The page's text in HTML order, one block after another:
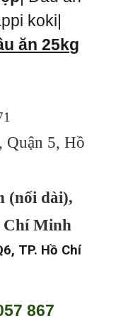
koki|
ăn 25kg
Quận 5, Hồ
(nối dài),
Chí Minh
TP. Hồ Chí
867